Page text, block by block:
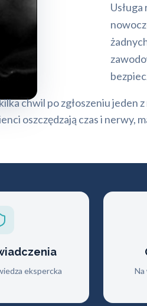
chwil po zgłoszeniu
oszczędzają czas i nerwy,
ekspercka
Na